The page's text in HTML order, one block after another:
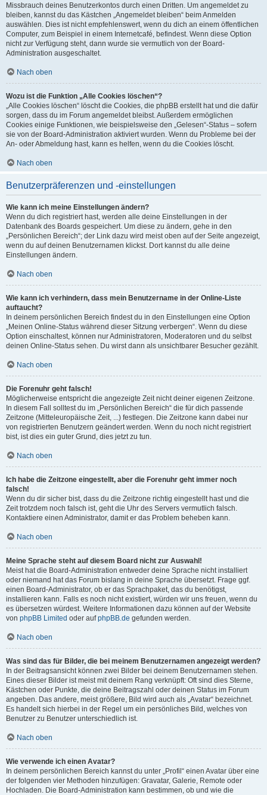
Missbrauch deines Benutzerkontos durch einen Dritten. Um angemeldet zu
bleiben, kannst du das Kästchen „Angemeldet bleiben“ beim Anmelden
auswählen. Dies ist nicht empfehlenswert, wenn du dich an einem öffentlichen
Computer, zum Beispiel in einem Internetcafé, befindest. Wenn diese Option
nicht zur Verfügung steht, dann wurde sie vermutlich von der Board-
Administration ausgeschaltet.
Nach oben
Wozu ist die Funktion „Alle Cookies löschen“?
„Alle Cookies löschen“ löscht die Cookies, die phpBB erstellt hat und die dafür
sorgen, dass du im Forum angemeldet bleibst. Außerdem ermöglichen
Cookies einige Funktionen, wie beispielsweise den „Gelesen“-Status – sofern
sie von der Board-Administration aktiviert wurden. Wenn du Probleme bei der
An- oder Abmeldung hast, kann es helfen, wenn du die Cookies löscht.
Nach oben
Benutzerpräferenzen und -einstellungen
Wie kann ich meine Einstellungen ändern?
Wenn du dich registriert hast, werden alle deine Einstellungen in der
Datenbank des Boards gespeichert. Um diese zu ändern, gehe in den
„Persönlichen Bereich“; der Link dazu wird meist oben auf der Seite angezeigt,
wenn du auf deinen Benutzernamen klickst. Dort kannst du alle deine
Einstellungen ändern.
Nach oben
Wie kann ich verhindern, dass mein Benutzername in der Online-Liste
auftaucht?
In deinem persönlichen Bereich findest du in den Einstellungen eine Option
„Meinen Online-Status während dieser Sitzung verbergen“. Wenn du diese
Option einschaltest, können nur Administratoren, Moderatoren und du selbst
deinen Online-Status sehen. Du wirst dann als unsichtbarer Besucher gezählt.
Nach oben
Die Forenuhr geht falsch!
Möglicherweise entspricht die angezeigte Zeit nicht deiner eigenen Zeitzone.
In diesem Fall solltest du im „Persönlichen Bereich“ die für dich passende
Zeitzone (Mitteleuropäische Zeit, ...) festlegen. Die Zeitzone kann dabei nur
von registrierten Benutzern geändert werden. Wenn du noch nicht registriert
bist, ist dies ein guter Grund, dies jetzt zu tun.
Nach oben
Ich habe die Zeitzone eingestellt, aber die Forenuhr geht immer noch
falsch!
Wenn du dir sicher bist, dass du die Zeitzone richtig eingestellt hast und die
Zeit trotzdem noch falsch ist, geht die Uhr des Servers vermutlich falsch.
Kontaktiere einen Administrator, damit er das Problem beheben kann.
Nach oben
Meine Sprache steht auf diesem Board nicht zur Auswahl!
Meist hat die Board-Administration entweder deine Sprache nicht installiert
oder niemand hat das Forum bislang in deine Sprache übersetzt. Frage ggf.
einen Board-Administrator, ob er das Sprachpaket, das du benötigst,
installieren kann. Falls es noch nicht existiert, würden wir uns freuen, wenn du
es übersetzen würdest. Weitere Informationen dazu können auf der Website
von phpBB Limited oder aufphpBB.de gefunden werden.
Nach oben
Was sind das für Bilder, die bei meinem Benutzernamen angezeigt werden?
In der Beitragsansicht können zwei Bilder bei deinem Benutzernamen stehen.
Eines dieser Bilder ist meist mit deinem Rang verknüpft: Oft sind dies Sterne,
Kästchen oder Punkte, die deine Beitragszahl oder deinen Status im Forum
angeben. Das andere, meist größere, Bild wird auch als „Avatar“ bezeichnet.
Es handelt sich hierbei in der Regel um ein persönliches Bild, welches von
Benutzer zu Benutzer unterschiedlich ist.
Nach oben
Wie verwende ich einen Avatar?
In deinem persönlichen Bereich kannst du unter „Profil“ einen Avatar über eine
der folgenden vier Methoden hinzufügen: Gravatar, Galerie, Remote oder
Hochladen. Die Board-Administration kann bestimmen, ob und wie die